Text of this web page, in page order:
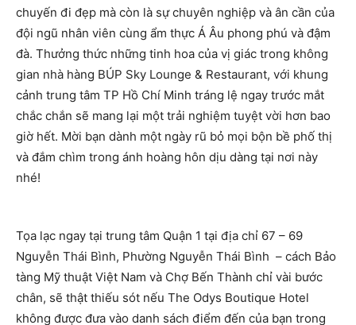
chuyến đi đẹp mà còn là sự chuyên nghiệp và ân cần của
đội ngũ nhân viên cùng ẩm thực Á Âu phong phú và đậm
đà. Thưởng thức những tinh hoa của vị giác trong không
gian nhà hàng BÚP Sky Lounge & Restaurant, với khung
cảnh trung tâm TP Hồ Chí Minh tráng lệ ngay trước mắt
chắc chắn sẽ mang lại một trải nghiệm tuyệt vời hơn bao
giờ hết. Mời bạn dành một ngày rũ bỏ mọi bộn bề phố thị
và đắm chìm trong ánh hoàng hôn dịu dàng tại nơi này
nhé!
Tọa lạc ngay tại trung tâm Quận 1 tại địa chỉ 67 – 69
Nguyễn Thái Bình, Phường Nguyễn Thái Bình – cách Bảo
tàng Mỹ thuật Việt Nam và Chợ Bến Thành chỉ vài bước
chân, sẽ thật thiếu sót nếu The Odys Boutique Hotel
không được đưa vào danh sách điểm đến của bạn trong